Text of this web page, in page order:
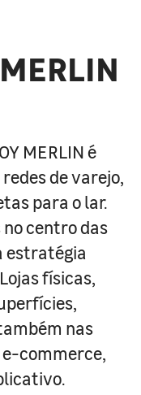
MERLIN é
de varejo,
para o lar.
centro das
estratégia
físicas,
nas
commerce,